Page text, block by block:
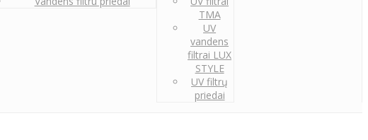
TMA
UV
vandens
filtrai LUX
STYLE
UV filtrų
priedai